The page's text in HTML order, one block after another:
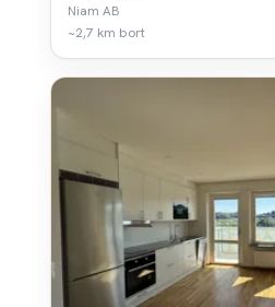
Niam AB
~2,7 km bort